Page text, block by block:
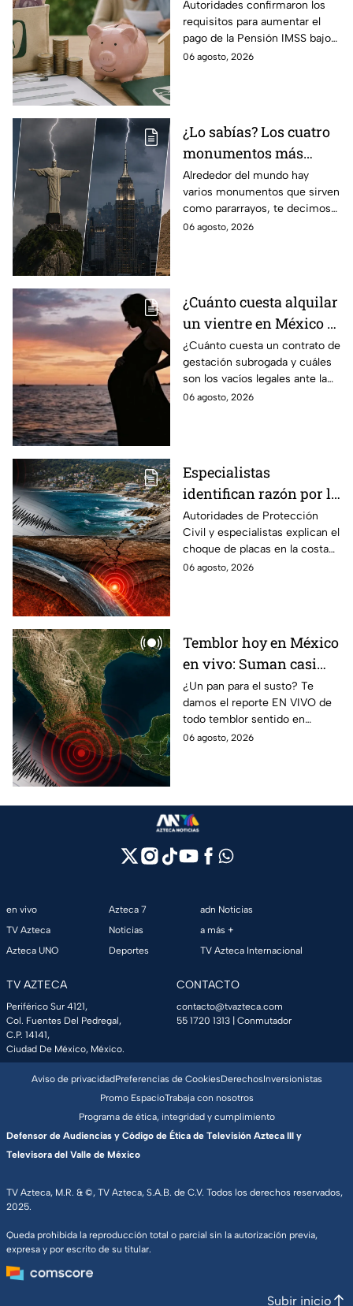
indispensables para
incrementar el pago de
la Pensión IMSS bajo el
régimen de la Ley 73
Autoridades confirmaron los
requisitos para aumentar el
pago de la Pensión IMSS bajo
la Ley 73, ¿cuáles son?
06 agosto, 2026
¿Lo sabías? Los cuatro
monumentos más
famosos del mundo que
también funcionan
como pararrayos
Alrededor del mundo hay
varios monumentos que sirven
como pararrayos, te decimos
los cuatro más icónicos y
06 agosto, 2026
¿Cuánto cuesta alquilar
un vientre en México y
en qué estados se
permite la gestación
subrogada?
¿Cuánto cuesta un contrato de
gestación subrogada y cuáles
son los vacíos legales ante la
falta de una ley federal que
06 agosto, 2026
Especialistas
identifican razón por la
que tiembla tanto en
Guerrero
Autoridades de Protección
Civil y especialistas explican el
choque de placas en la costa
de Guerrero; ¿cuál es el sismo
06 agosto, 2026
Temblor hoy en México
en vivo: Suman casi
mil 500 réplicas del
sismo ocurrido en
Chiapas
¿Un pan para el susto? Te
damos el reporte EN VIVO de
todo temblor sentido en
México con epicentro,
06 agosto, 2026
en vivo
TV Azteca
Azteca UNO
Azteca 7
Noticias
Deportes
adn Noticias
a más +
TV Azteca Internacional
TV AZTECA
Periférico Sur 4121,
Col. Fuentes Del Pedregal,
C.P. 14141,
Ciudad De México, México.
CONTACTO
contacto@tvazteca.com
55 1720 1313 | Conmutador
TV Azteca, M.R. & ©, TV Azteca, S.A.B. de C.V. Todos los derechos reservados,
2025.
Queda prohibida la reproducción total o parcial sin la autorización previa,
expresa y por escrito de su titular.
Aviso de privacidadPreferencias de CookiesDerechosInversionistas
Promo EspacioTrabaja con nosotros
Programa de ética, integridad y cumplimiento
Defensor de Audiencias y Código de Ética de Televisión Azteca III y
Televisora del Valle de México
Subir inicio